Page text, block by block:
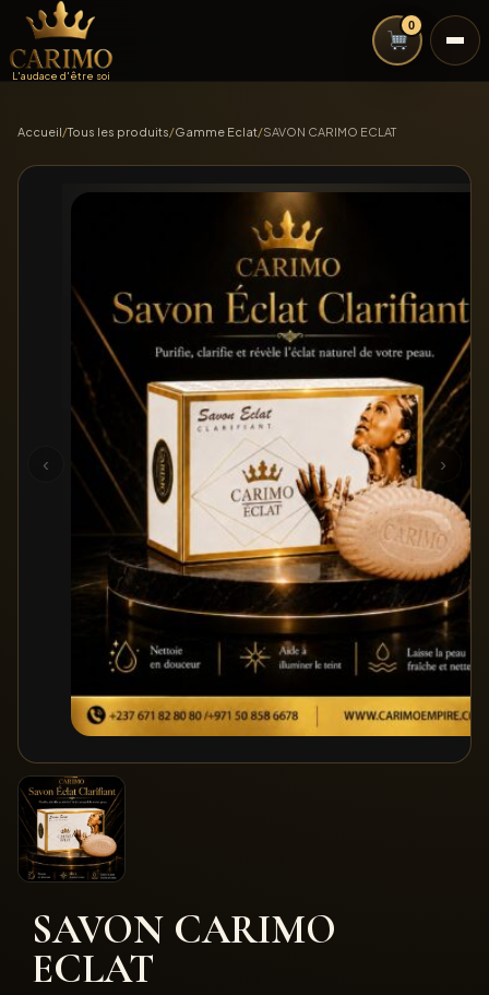
L'audace d'être soi
0
Accueil/Tous les produits/Gamme Eclat/SAVON CARIMO ECLAT
‹ ›
SAVON CARIMO
ECLAT